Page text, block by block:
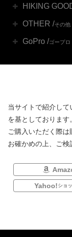
HIKING
OTHER /その他
GoPro /ゴープロ
当サイトで紹介し
を基としております
ご購入いただく際
お確かめの上、ご検
Yahoo!ショ